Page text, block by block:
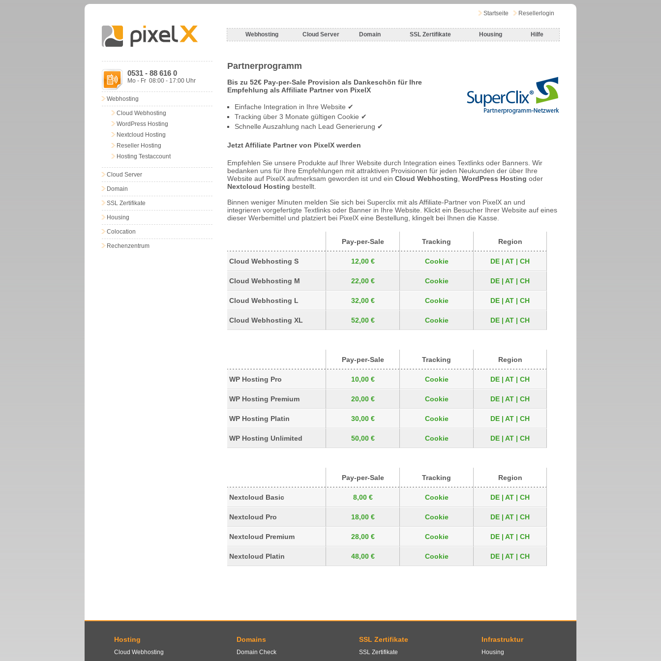
Startseite Resellerlogin
Webhosting Cloud Server Domain SSL Zertifikate Housing Hilfe
0531 - 88 616 0
Mo - Fr 08:00 - 17:00 Uhr
Webhosting
Cloud Webhosting
WordPress Hosting
Nextcloud Hosting
Reseller Hosting
Hosting Testaccount
Cloud Server
Domain
SSL Zertifikate
Housing
Colocation
Rechenzentrum
Partnerprogramm
Bis zu 52€ Pay-per-Sale Provision als Dankeschön für Ihre
Empfehlung als Affiliate Partner von PixelX
Einfache Integration in Ihre Website ✔
Tracking über 3 Monate gültigen Cookie ✔
Schnelle Auszahlung nach Lead Generierung ✔
Jetzt Affiliate Partner von PixelX werden
Empfehlen Sie unsere Produkte auf Ihrer Website durch Integration eines Textlinks oder Banners. Wir
bedanken uns für Ihre Empfehlungen mit attraktiven Provisionen für jeden Neukunden der über Ihre
Website auf PixelX aufmerksam geworden ist und ein Cloud Webhosting WordPress Hosting oder
Nextcloud Hosting bestellt.
Binnen weniger Minuten melden Sie sich bei Superclix mit als Affiliate-Partner von PixelX an und
integrieren vorgefertigte Textlinks oder Banner in Ihre Website. Klickt ein Besucher Ihrer Website auf eines
dieser Werbemittel und platziert bei PixelX eine Bestellung, klingelt bei Ihnen die Kasse.
Pay-per-Sale Tracking Region
Cloud Webhosting S 12,00 € Cookie DE | AT | CH
Cloud Webhosting M 22,00 € Cookie DE | AT | CH
Cloud Webhosting L 32,00 € Cookie DE | AT | CH
Cloud Webhosting XL 52,00 € Cookie DE | AT | CH
Pay-per-Sale Tracking Region
WP Hosting Pro 10,00 € Cookie DE | AT | CH
WP Hosting Premium 20,00 € Cookie DE | AT | CH
WP Hosting Platin 30,00 € Cookie DE | AT | CH
WP Hosting Unlimited 50,00 € Cookie DE | AT | CH
Pay-per-Sale Tracking Region
Nextcloud Basic 8,00 € Cookie DE | AT | CH
Nextcloud Pro 18,00 € Cookie DE | AT | CH
Nextcloud Premium 28,00 € Cookie DE | AT | CH
Nextcloud Platin 48,00 € Cookie DE | AT | CH
Hosting
Cloud Webhosting
Domains
Domain Check
SSL Zertifikate
SSL Zertifikate
Infrastruktur
Housing